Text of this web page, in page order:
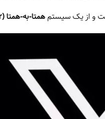
همتا-به-همتا (peer-to-peer)